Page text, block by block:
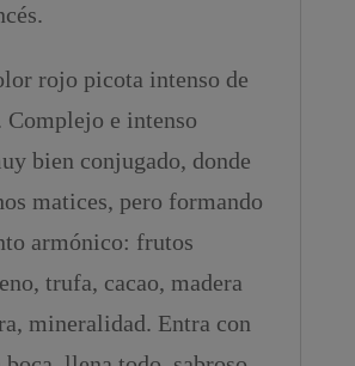
rojo picota intenso de
Complejo e intenso
bien conjugado, donde
matices, pero formando
armónico: frutos
trufa, cacao, madera
mineralidad. Entra con